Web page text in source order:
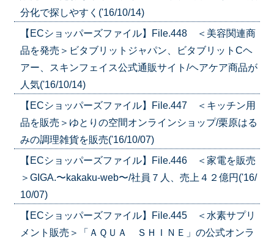
分化で探しやすく('16/10/14)
【ECショッパーズファイル】File.448 ＜美容関連商
品を発売＞ビタブリットジャパン、ビタブリットCヘ
アー、スキンフェイス公式通販サイト/ヘアケア商品が
人気('16/10/14)
【ECショッパーズファイル】File.447 ＜キッチン用
品を販売＞ゆとりの空間オンラインショップ/栗原はる
みの調理雑貨を販売('16/10/07)
【ECショッパーズファイル】File.446 ＜家電を販売
＞GIGA.〜kakaku-web〜/社員７人、売上４２億円('16/
10/07)
【ECショッパーズファイル】File.445 ＜水素サプリ
メント販売＞「ＡＱＵＡ ＳＨＩＮＥ」の公式オンラ